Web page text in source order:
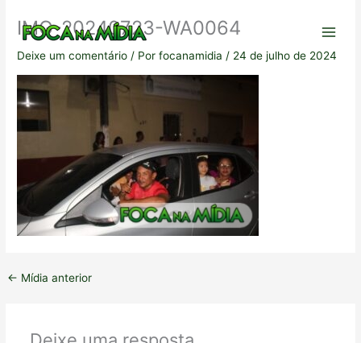
conteúdo
IMG-20240723-WA0064
Deixe um comentário / Porfocanamidia/ 24 de julho de 2024
← Mídia anterior